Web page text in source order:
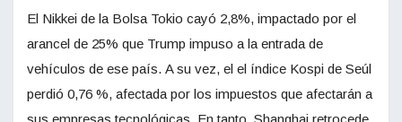
El Nikkei de la Bolsa Tokio cayó 2,8%, impactado por el
arancel de 25% que Trump impuso a la entrada de
vehículos de ese país. A su vez, el el índice Kospi de Seúl
perdió 0,76 %, afectada por los impuestos que afectarán a
sus empresas tecnológicas. En tanto, Shanghai retrocede